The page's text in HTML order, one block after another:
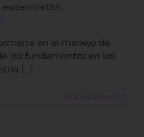
septiembre 13th,
en el manejo de
los fundamentos en los
[…]
Más información